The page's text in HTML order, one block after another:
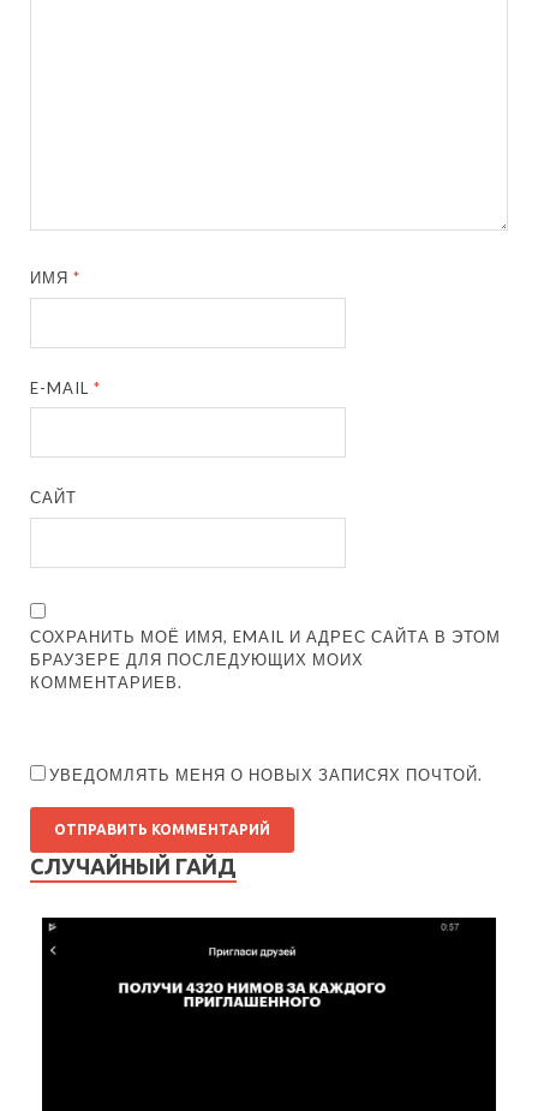
ИМЯ*
E-MAIL*
САЙТ
СОХРАНИТЬ МОЁ ИМЯ, EMAIL И АДРЕС САЙТА В ЭТОМ
БРАУЗЕРЕ ДЛЯ ПОСЛЕДУЮЩИХ МОИХ
КОММЕНТАРИЕВ.
УВЕДОМЛЯТЬ МЕНЯ О НОВЫХ ЗАПИСЯХ ПОЧТОЙ.
СЛУЧАЙНЫЙ ГАЙД